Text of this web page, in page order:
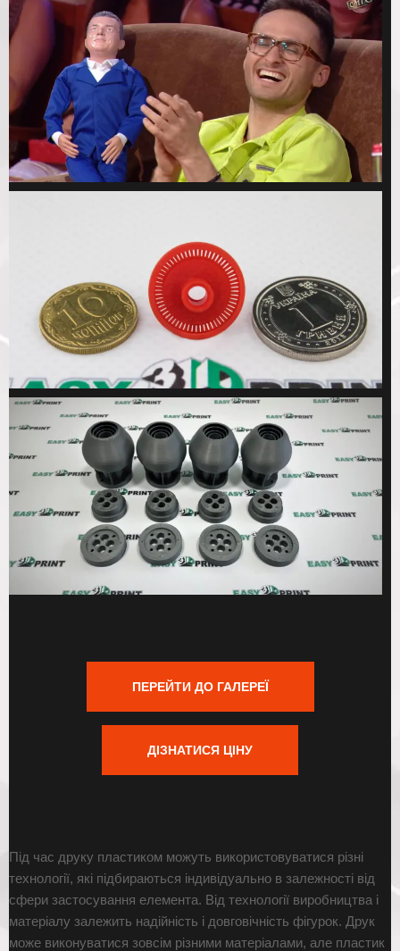
ПЕРЕЙТИ ДО ГАЛЕРЕЇ
ДІЗНАТИСЯ ЦІНУ
Під час друку пластиком можуть використовуватися різні
технології, які підбираються індивідуально в залежності від
сфери застосування елемента. Від технології виробництва і
матеріалу залежить надійність і довговічність фігурок. Друк
може виконуватися зовсім різними матеріалами, але пластик